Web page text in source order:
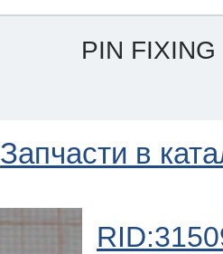
PIN
Запчасти в